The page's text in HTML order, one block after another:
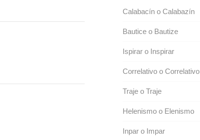
Calabacín o Calabazín
Bautice o Bautize
Ispirar o Inspirar
Correlativo o Correlativo
Traje o Traje
Helenismo o Elenismo
Inpar o Impar